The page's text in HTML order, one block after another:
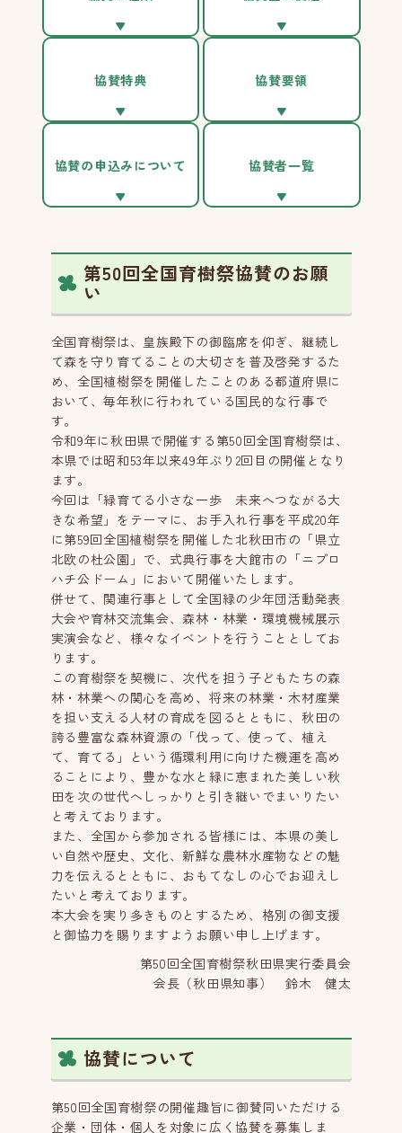
協賛特典 協賛要領
協賛の申込みについて 協賛者一覧
第50回全国育樹祭協賛のお願
い
全国育樹祭は、皇族殿下の御臨席を仰ぎ、継続し
て森を守り育てることの大切さを普及啓発するた
め、全国植樹祭を開催したことのある都道府県に
おいて、毎年秋に行われている国民的な行事で
す。
令和9年に秋田県で開催する第50回全国育樹祭は、
本県では昭和53年以来49年ぶり2回目の開催となり
ます。
今回は「緑育てる小さな一歩 未来へつながる大
きな希望」をテーマに、お手入れ行事を平成20年
に第59回全国植樹祭を開催した北秋田市の「県立
北欧の杜公園」で、式典行事を大館市の「ニプロ
ハチ公ドーム」において開催いたします。
併せて、関連行事として全国緑の少年団活動発表
大会や育林交流集会、森林・林業・環境機械展示
実演会など、様々なイベントを行うこととしてお
ります。
この育樹祭を契機に、次代を担う子どもたちの森
林・林業への関心を高め、将来の林業・木材産業
を担い支える人材の育成を図るとともに、秋田の
誇る豊富な森林資源の「伐って、使って、植え
て、育てる」という循環利用に向けた機運を高め
ることにより、豊かな水と緑に恵まれた美しい秋
田を次の世代へしっかりと引き継いでまいりたい
と考えております。
また、全国から参加される皆様には、本県の美し
い自然や歴史、文化、新鮮な農林水産物などの魅
力を伝えるとともに、おもてなしの心でお迎えし
たいと考えております。
本大会を実り多きものとするため、格別の御支援
と御協力を賜りますようお願い申し上げます。
第50回全国育樹祭秋田県実行委員会
会長（秋田県知事） 鈴木 健太
協賛について
第50回全国育樹祭の開催趣旨に御賛同いただける
企業・団体・個人を対象に広く協賛を募集しま